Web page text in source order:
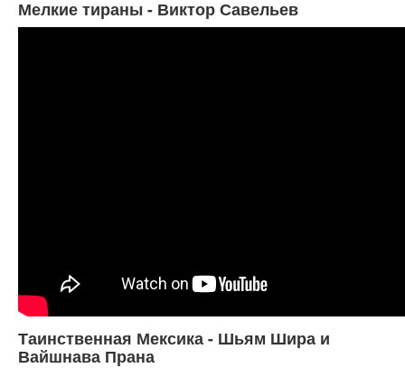
Мелкие тираны - Виктор Савельев
Таинственная Мексика - Шьям Шира и
Вайшнава Прана